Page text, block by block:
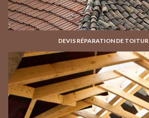
DEVIS RÉPARATION DE